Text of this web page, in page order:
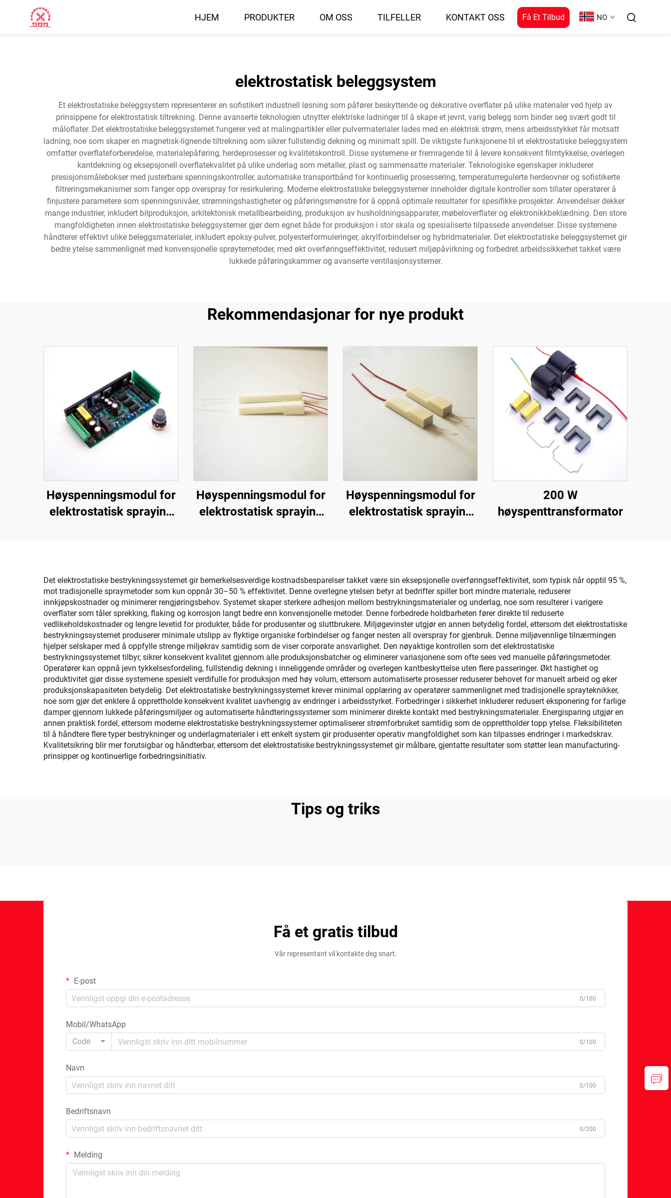
HJEM PRODUKTER OM OSS TILFELLER KONTAKT OSS Få Et Tilbud NO
elektrostatisk beleggsystem
Et elektrostatiske beleggsystem representerer en sofistikert industriell løsning som påfører beskyttende og dekorative overflater på ulike materialer ved hjelp av
prinsippene for elektrostatisk tiltrekning. Denne avanserte teknologien utnytter elektriske ladninger til å skape et jevnt, varig belegg som binder seg svært godt til
måloflater. Det elektrostatiske beleggsystemet fungerer ved at malingpartikler eller pulvermaterialer lades med en elektrisk strøm, mens arbeidsstykket får motsatt
ladning, noe som skaper en magnetisk-lignende tiltrekning som sikrer fullstendig dekning og minimalt spill. De viktigste funksjonene til et elektrostatiske beleggsystem
omfatter overflateforberedelse, materialepåføring, herdeprosesser og kvalitetskontroll. Disse systemene er fremragende til å levere konsekvent filmtykkelse, overlegen
kantdekning og eksepsjonell overflatekvalitet på ulike underlag som metaller, plast og sammensatte materialer. Teknologiske egenskaper inkluderer
presisjonsmålebokser med justerbare spenningskontroller, automatiske transportbånd for kontinuerlig prosessering, temperaturregulerte herdeovner og sofistikerte
filtreringsmekanismer som fanger opp overspray for resirkulering. Moderne elektrostatiske beleggsystemer inneholder digitale kontroller som tillater operatører å
finjustere parametere som spenningsnivåer, strømningshastigheter og påføringsmønstre for å oppnå optimale resultater for spesifikke prosjekter. Anvendelser dekker
mange industrier, inkludert bilproduksjon, arkitektonisk metallbearbeiding, produksjon av husholdningsapparater, møbeloverflater og elektronikkbeklædning. Den store
mangfoldigheten innen elektrostatiske beleggsystemer gjør dem egnet både for produksjon i stor skala og spesialiserte tilpassede anvendelser. Disse systemene
håndterer effektivt ulike beleggsmaterialer, inkludert epoksy-pulver, polyesterformuleringer, akrylforbindelser og hybridmaterialer. Det elektrostatiske beleggsystemet gir
bedre ytelse sammenlignet med konvensjonelle sprøytemetoder, med økt overføringseffektivitet, redusert miljøpåvirkning og forbedret arbeidssikkerhet takket være
lukkede påføringskammer og avanserte ventilasjonsystemer.
Rekommendasjonar for nye produkt
Høyspenningsmodul for
elektrostatisk spraying
Høyspenningsmodul for
elektrostatisk spraying
Høyspenningsmodul for
elektrostatisk spraying
200 W
høyspenttransformator
Det elektrostatiske bestrykningssystemet gir bemerkelsesverdige kostnadsbesparelser takket være sin eksepsjonelle overføringseffektivitet, som typisk når opptil 95 %,
mot tradisjonelle spraymetoder som kun oppnår 30–50 % effektivitet. Denne overlegne ytelsen betyr at bedrifter spiller bort mindre materiale, reduserer
innkjøpskostnader og minimerer rengjøringsbehov. Systemet skaper sterkere adhesjon mellom bestrykningsmaterialer og underlag, noe som resulterer i varigere
overflater som tåler sprekking, flaking og korrosjon langt bedre enn konvensjonelle metoder. Denne forbedrede holdbarheten fører direkte til reduserte
vedlikeholdskostnader og lengre levetid for produkter, både for produsenter og sluttbrukere. Miljøgevinster utgjør en annen betydelig fordel, ettersom det elektrostatiske
bestrykningssystemet produserer minimale utslipp av flyktige organiske forbindelser og fanger nesten all overspray for gjenbruk. Denne miljøvennlige tilnærmingen
hjelper selskaper med å oppfylle strenge miljøkrav samtidig som de viser corporate ansvarlighet. Den nøyaktige kontrollen som det elektrostatiske
bestrykningssystemet tilbyr, sikrer konsekvent kvalitet gjennom alle produksjonsbatcher og eliminerer variasjonene som ofte sees ved manuelle påføringsmetoder.
Operatører kan oppnå jevn tykkelsesfordeling, fullstendig dekning i inneliggende områder og overlegen kantbeskyttelse uten flere passeringer. Økt hastighet og
produktivitet gjør disse systemene spesielt verdifulle for produksjon med høy volum, ettersom automatiserte prosesser reduserer behovet for manuelt arbeid og øker
produksjonskapasiteten betydelig. Det elektrostatiske bestrykningssystemet krever minimal opplæring av operatører sammenlignet med tradisjonelle sprayteknikker,
noe som gjør det enklere å opprettholde konsekvent kvalitet uavhengig av endringer i arbeidsstyrket. Forbedringer i sikkerhet inkluderer redusert eksponering for farlige
damper gjennom lukkede påføringsmiljøer og automatiserte håndteringssystemer som minimerer direkte kontakt med bestrykningsmaterialer. Energisparing utgjør en
annen praktisk fordel, ettersom moderne elektrostatiske bestrykningssystemer optimaliserer strømforbruket samtidig som de opprettholder topp ytelse. Fleksibiliteten
til å håndtere flere typer bestrykninger og underlagmaterialer i ett enkelt system gir produsenter operativ mangfoldighet som kan tilpasses endringer i markedskrav.
Kvalitetsikring blir mer forutsigbar og håndterbar, ettersom det elektrostatiske bestrykningssystemet gir målbare, gjentatte resultater som støtter lean manufacturing-
prinsipper og kontinuerlige forbedringsinitiativ.
Tips og triks
Få et gratis tilbud
Vår representant vil kontakte deg snart.
E-post
0/100
Mobil/WhatsApp
Code
0/100
Navn
0/100
Bedriftsnavn
0/200
Melding